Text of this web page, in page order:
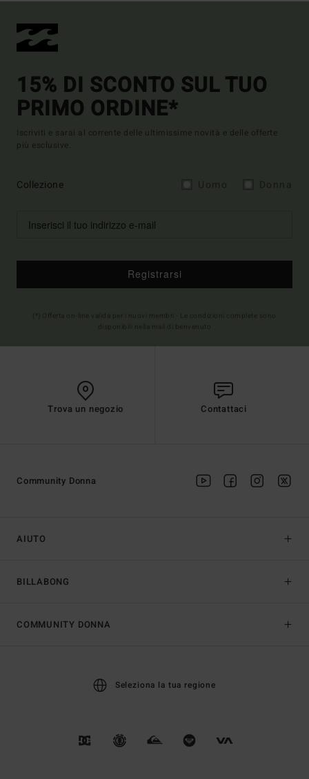
15% DI SCONTO SUL TUO
PRIMO ORDINE*
Iscriviti e sarai al corrente delle ultimissime novità e delle offerte
più esclusive.
Collezione
Registrarsi
Trova un negozio Contattaci
AIUTO
BILLABONG
Community Donna
COMMUNITY DONNA
Seleziona la tua regione